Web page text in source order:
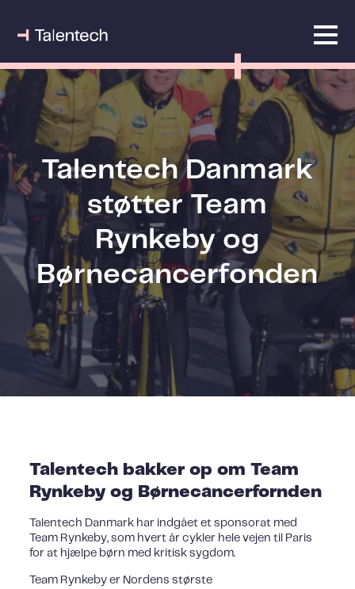
Talentech Danmark
støtter Team
Rynkeby og
Børnecancerfonden
Talentech bakker op om Team
Rynkeby og Børnecancerfornden
Talentech Danmark har indgået et sponsorat med
Team Rynkeby, som hvert år cykler hele vejen til Paris
for at hjælpe børn med kritisk sygdom.
Team Rynkeby er Nordens største